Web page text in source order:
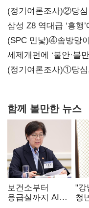
(정기여론조사)②당심
삼성 Z8 역대급 ‘흥행
대전’
(SPC 민낯)④솜방망
세제개편에 ‘불안·불
힘들어질 것"
(정기여론조사)①당
함께 볼만한 뉴스
보건소부터
응급실까지 AI
"강
청